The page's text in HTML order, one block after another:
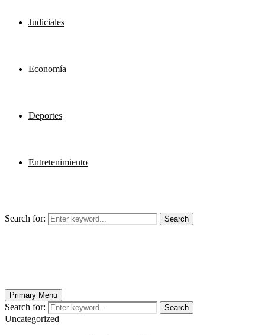
Judiciales
Economía
Deportes
Entretenimiento
Search for: Search
Primary Menu
Search for: Search
Uncategorized